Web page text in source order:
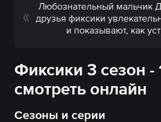
Любознательный мальчик
друзья фиксики
и показывают, как
Фиксики 3 сезон -
смотреть онлайн
Сезоны и серии